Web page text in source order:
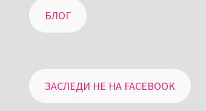
БЛОГ
ЗАСЛЕДИ НЕ НА FACEBOOK